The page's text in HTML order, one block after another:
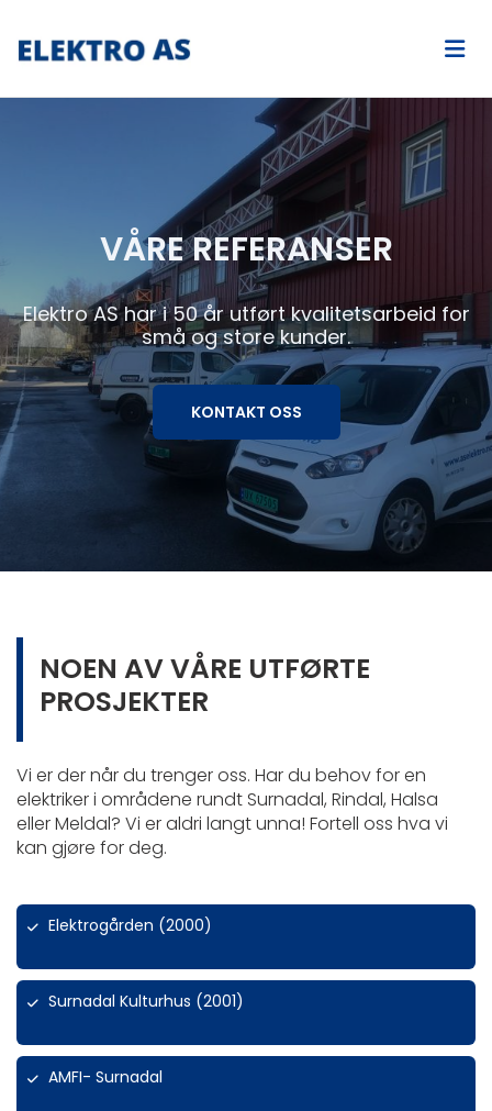
VÅRE REFERANSER
Elektro AS har i 50 år utført kvalitetsarbeid for
små og store kunder.
KONTAKT OSS
NOEN AV VÅRE UTFØRTE
PROSJEKTER
Vi er der når du trenger oss. Har du behov for en
elektriker i områdene rundt Surnadal, Rindal, Halsa
eller Meldal? Vi er aldri langt unna! Fortell oss hva vi
kan gjøre for deg.
Elektrogården (2000)
Surnadal Kulturhus (2001)
AMFI- Surnadal